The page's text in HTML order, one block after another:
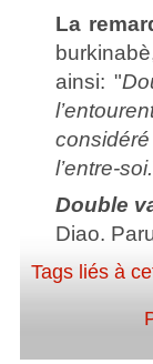
La
ainsi: "
l’entre-soi.
Double
Diao.
Tags liés à